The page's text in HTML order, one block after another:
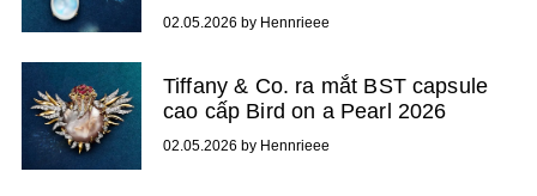
cảm xúc về thiên chức làm mẹ được khắc họa đầy chân
02.05.2026 by Hennrieee
Tiffany & Co. ra mắt BST capsule
cao cấp Bird on a Pearl 2026
02.05.2026 by Hennrieee